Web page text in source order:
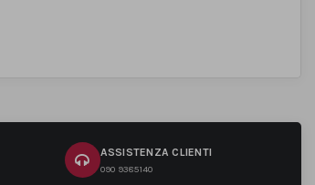
ASSISTENZA CLIENTI
090 9385140